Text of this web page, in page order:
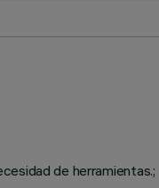
de herramientas.;